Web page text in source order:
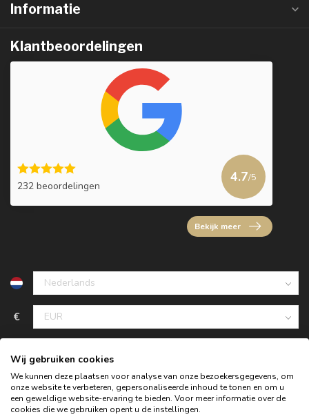
Informatie
Klantbeoordelingen
232 beoordelingen
4.7/5
Bekijk meer
€
Wij gebruiken cookies
We kunnen deze plaatsen voor analyse van onze bezoekersgegevens, om
onze website te verbeteren, gepersonaliseerde inhoud te tonen en om u
een geweldige website-ervaring te bieden. Voor meer informatie over de
cookies die we gebruiken opent u de instellingen.